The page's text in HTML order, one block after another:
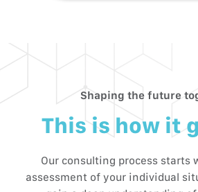
Shaping the future
This is how it
Our consulting process starts
assessment of your individual